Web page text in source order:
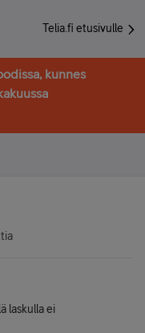
Telia.fi etusivulle
kunnes
laskulla ei